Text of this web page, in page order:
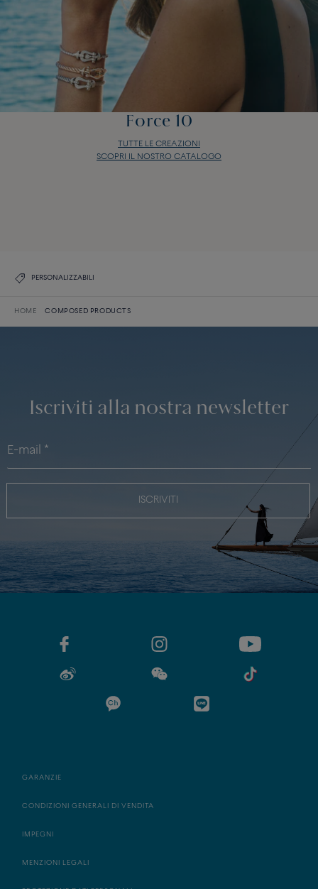
Force 10
TUTTE LE CREAZIONI
SCOPRI IL NOSTRO CATALOGO
PERSONALIZZABILI
HOME COMPOSED PRODUCTS
Iscriviti alla nostra newsletter
ISCRIVITI
GARANZIE
CONDIZIONI GENERALI DI VENDITA
IMPEGNI
MENZIONI LEGALI